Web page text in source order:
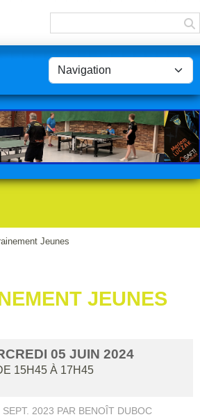
Jeunes
JEUNES
05 JUIN 2024
15H45 À 17H45
SEPT. 2023 PAR BENOÎT DUBOC
cookies